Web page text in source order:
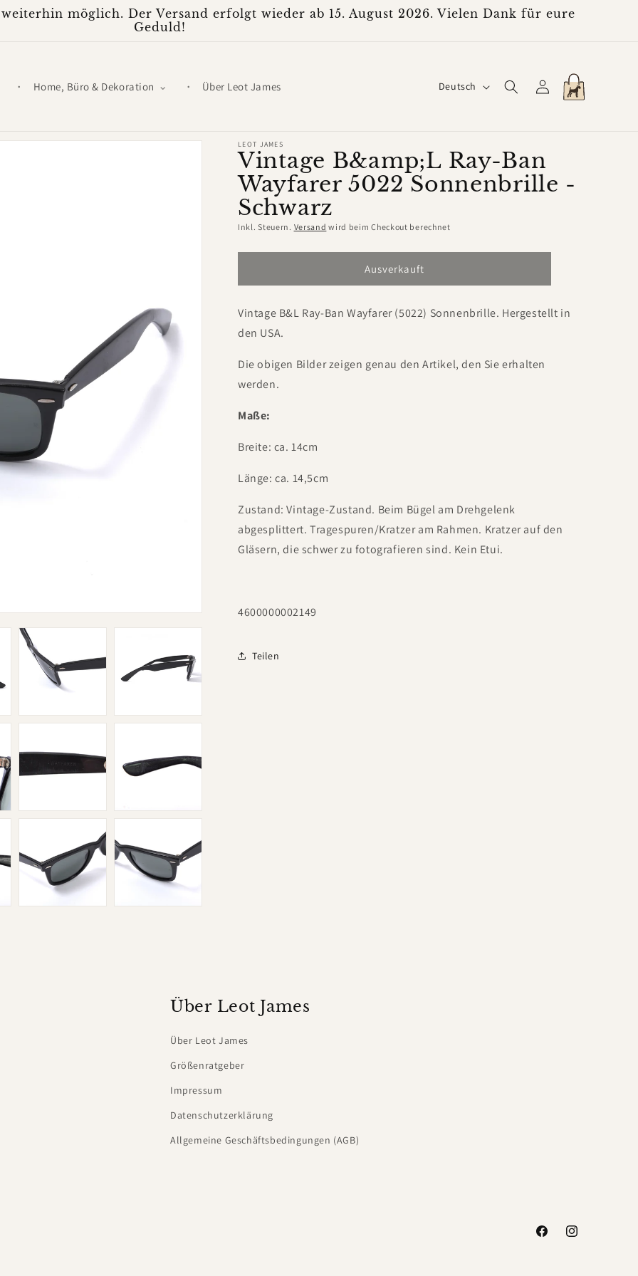
möglich. Der Versand erfolgt wieder ab 15. August 2026. Vielen Dank für eure
Geduld!
Home, Büro & Dekoration Über Leot James
S
a
c
e
Deutsch EinloggenWarenkorb
LEOT JAMES
Vintage B&amp;L Ray-Ban
Wayfarer 5022 Sonnenbrille -
Schwarz
Inkl. Steuern. Versand wird beim Checkout berechnet
Ausverkauft
Vintage B&L Ray-Ban Wayfarer (5022) Sonnenbrille. Hergestellt in
den USA.
Die obigen Bilder zeigen genau den Artikel, den Sie erhalten
werden.
Maße:
Breite: ca. 14cm
Länge: ca. 14,5cm
Zustand: Vintage-Zustand. Beim Bügel am Drehgelenk
abgesplittert. Tragespuren/Kratzer am Rahmen. Kratzer auf den
Gläsern, die schwer zu fotografieren sind. Kein Etui.
4600000002149
Teilen
Über Leot James
Über Leot James
Größenratgeber
Impressum
Datenschutzerklärung
Allgemeine Geschäftsbedingungen (AGB)
FacebookInstagram